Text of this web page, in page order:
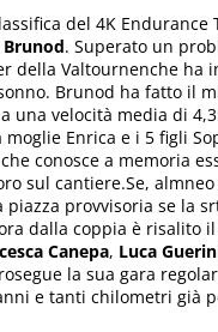
del 4K Endurance
. Superato un
della Valtournenche ha
Brunod ha fatto il
una velocità media di
Enrica e i 5 figli
conosce a memoria
sul cantiere.Se,
provvisoria se la
dalla coppia è risalito
Canepa, Luca
la sua gara
e tanti chilometri già